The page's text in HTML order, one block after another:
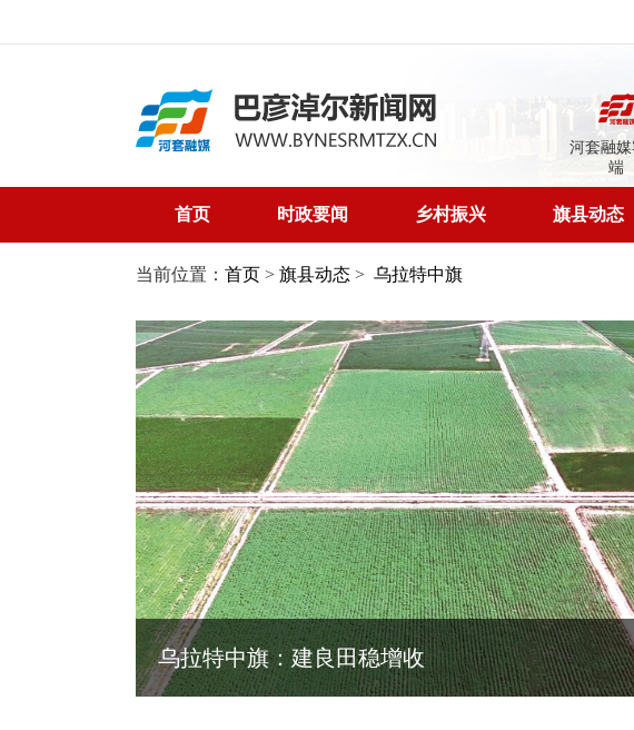
河套融
端
首页 时政要闻 乡村振兴 旗县动态
当前位置： 首页 > 旗县动态 > 乌拉特中旗
乌拉特中旗：建良田稳增收